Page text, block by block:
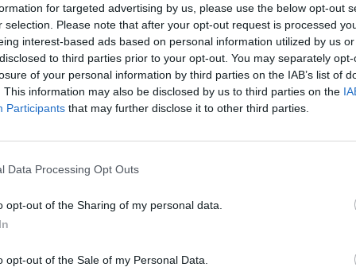
for targeted advertising by us, please use the below opt-out
selection. Please note that after your opt-out request is processed
interest-based ads based on personal information utilized by us
to third parties prior to your opt-out. You may separately
of your personal information by third parties on the IAB’s list of
This information may also be disclosed by us to third parties on the
Participants that may further disclose it to other third parties.
Data Processing Opt Outs
opt-out of the Sharing of my personal data.
opt-out of the Sale of my Personal Data.
πρωταθλήματαυποδομήςSuper League
το ερχόμενο Σαββατοκύριακο.
μας στο Google
άρθρα μας στα αποτελέσματα αναζήτησης
on Google
το Σάββατο 21 Ιανουαρίου (ώρα 13.30)